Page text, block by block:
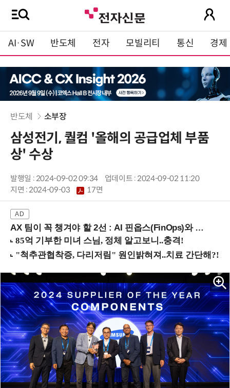
AI·SW 반도체 전자 모빌리티 통신 경제
반도체 소부장
삼성전기, 퀄컴 '올해의 공급업체 부품
상' 수상
발행일 : 2024-09-02 09:34
업데이트 : 2024-09-02 11:20
지면 :2024-09-03 17면
AX 팀이 꼭 챙겨야 할 2선 : AI 핀옵스(FinOps)와 토큰 거버넌스 (8/21 잠실역)